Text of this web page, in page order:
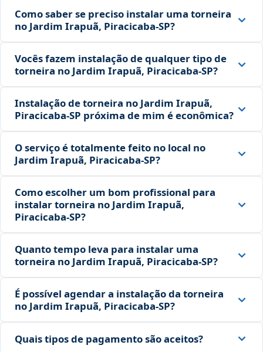
Como saber se preciso instalar uma torneira
no Jardim Irapuã, Piracicaba‑SP?
Vocês fazem instalação de qualquer tipo de
torneira no Jardim Irapuã, Piracicaba‑SP?
Instalação de torneira no Jardim Irapuã,
Piracicaba‑SP próxima de mim é econômica?
O serviço é totalmente feito no local no
Jardim Irapuã, Piracicaba‑SP?
Como escolher um bom profissional para
instalar torneira no Jardim Irapuã,
Piracicaba‑SP?
Quanto tempo leva para instalar uma
torneira no Jardim Irapuã, Piracicaba‑SP?
É possível agendar a instalação da torneira
no Jardim Irapuã, Piracicaba‑SP?
Quais tipos de pagamento são aceitos?